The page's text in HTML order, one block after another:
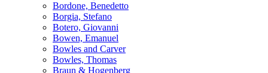
Bordone, Benedetto
Borgia, Stefano
Botero, Giovanni
Bowen, Emanuel
Bowles and Carver
Bowles, Thomas
Braun & Hogenberg